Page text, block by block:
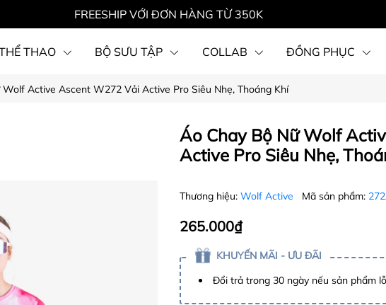
FREESHIP VỚI ĐƠN HÀNG TỪ 350K
THAO BỘ SƯU TẬP COLLAB ĐỒNG PHỤC
Active Ascent W272 Vải Active Pro Siêu Nhẹ, Thoáng Khí
Áo Chay Bộ Nữ Wolf
Active Pro Siêu Nhẹ,
Thương hiệu: Wolf Active Mã sản phẩm:
265.000₫
KHUYẾN MÃI - ƯU ĐÃI
Đổi trả trong 30 ngày nếu sản phẩm